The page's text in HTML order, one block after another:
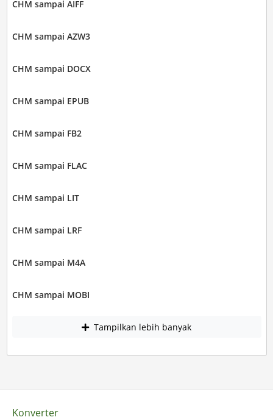
CHM sampai AIFF
CHM sampai AZW3
CHM sampai DOCX
CHM sampai EPUB
CHM sampai FB2
CHM sampai FLAC
CHM sampai LIT
CHM sampai LRF
CHM sampai M4A
CHM sampai MOBI
Tampilkan lebih banyak
Konverter